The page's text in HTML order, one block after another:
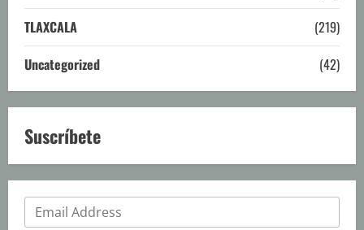
TLAXCALA
(219)
Uncategorized
(42)
Suscríbete